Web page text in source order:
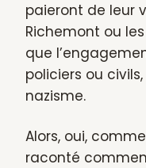
paieront de leur
Richemont ou
que
policiers ou
nazisme.
Alors, oui,
raconté